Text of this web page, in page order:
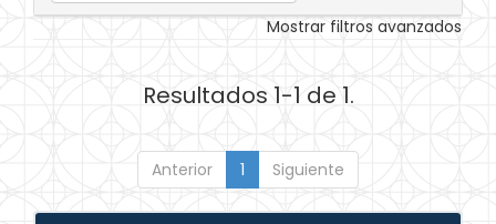
Mostrar filtros avanzados
Resultados 1-1 de 1.
Anterior 1 Siguiente